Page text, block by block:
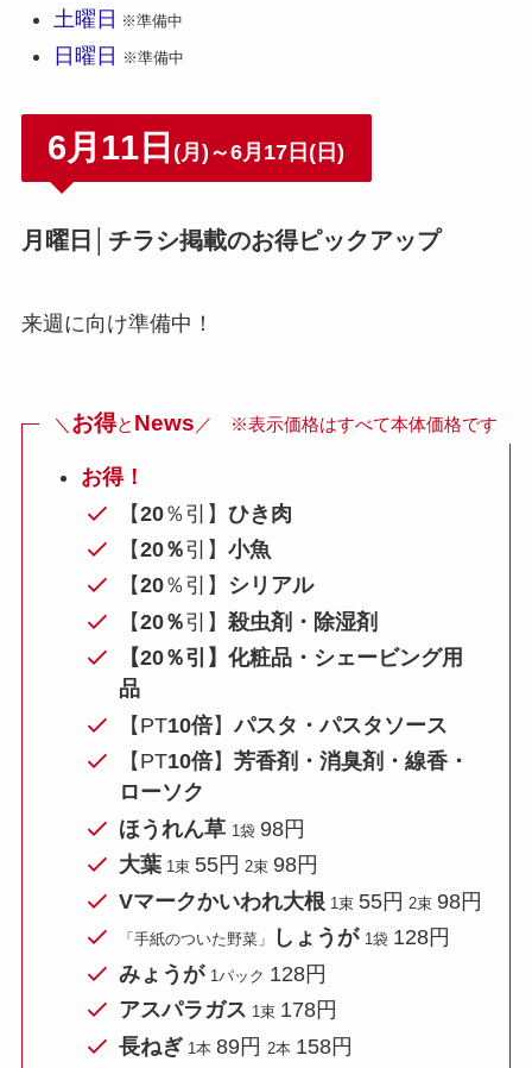
土曜日 ※準備中
日曜日 ※準備中
6月11日(月)～6月17日(日)
月曜日│チラシ掲載のお得ピックアップ
来週に向け準備中！
＼ お得と News ／ ※表示価格はすべて本体価格です
お得！
【20％引】 ひき肉
【20％引】 小魚
【20％引】
シリアル
【20％引】 殺虫剤・除湿剤
【20％引】化粧品・シェービング用
品
【PT10倍】パスタ・パスタソース
【PT10倍】 芳香剤・消臭剤・線香・
ローソク
ほうれん草 1袋 98円
大葉 1束 55円 2束 98円
Vマークかいわれ大根 1束 55円 2束 98円
「手紙のついた野菜」 しょうが 1袋 128円
みょうが 1パック 128円
アスパラガス 1束 178円
長ねぎ 1本 89円 2本 158円